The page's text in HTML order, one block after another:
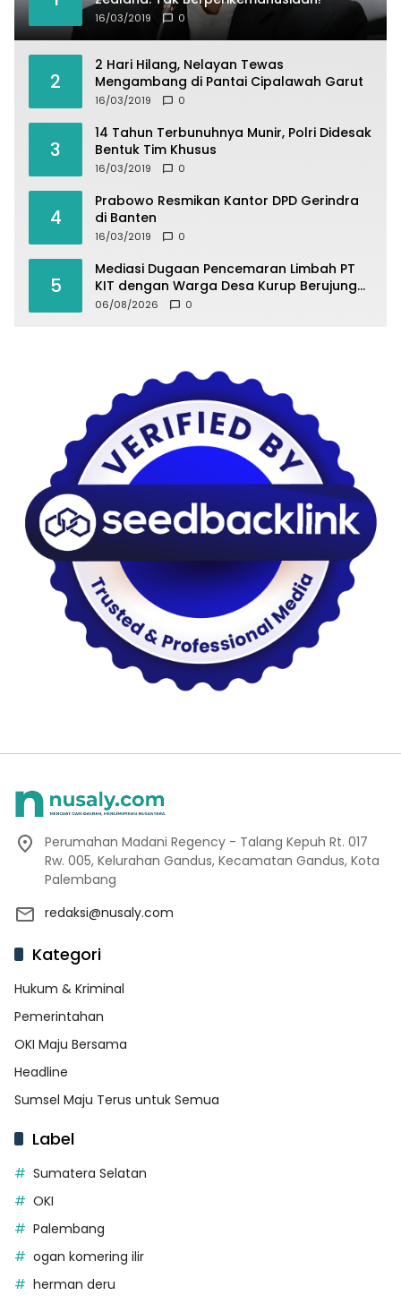
16/03/2019 0
2
2 Hari Hilang, Nelayan Tewas
Mengambang di Pantai Cipalawah Garut
16/03/2019 0
3
14 Tahun Terbunuhnya Munir, Polri Didesak
Bentuk Tim Khusus
16/03/2019 0
4
Prabowo Resmikan Kantor DPD Gerindra
di Banten
16/03/2019 0
5
Mediasi Dugaan Pencemaran Limbah PT
KIT dengan Warga Desa Kurup Berujung
Buntu
06/08/2026 0
Perumahan Madani Regency - Talang Kepuh Rt. 017
Rw. 005, Kelurahan Gandus, Kecamatan Gandus, Kota
Palembang
redaksi@nusaly.com
Kategori
Hukum & Kriminal
Pemerintahan
OKI Maju Bersama
Headline
Sumsel Maju Terus untuk Semua
Label
Sumatera Selatan
OKI
Palembang
ogan komering ilir
herman deru